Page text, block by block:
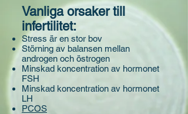
Vanliga orsaker till
infertilitet:
Stress är en stor bov
Störning av balansen mellan
androgen och östrogen
Minskad koncentration av hormonet
FSH
Minskad koncentration av hormonet
LH
PCOS